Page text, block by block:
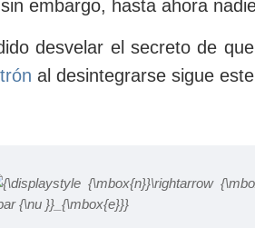
embargo, hasta ahora
desvelar el secreto de
al desintegrarse sigue